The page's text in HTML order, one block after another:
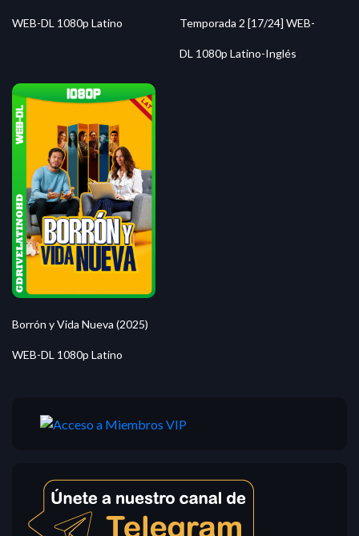
WEB-DL 1080p Latino Temporada 2 [17/24] WEB-
DL 1080p Latino-Inglés
Borrón y Vida Nueva (2025)
WEB-DL 1080p Latino